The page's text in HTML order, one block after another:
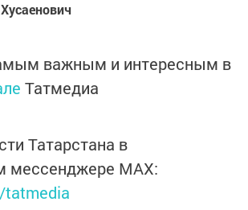
важным и интересным в
Татмедиа
Татарстана в
мессенджере MАХ: